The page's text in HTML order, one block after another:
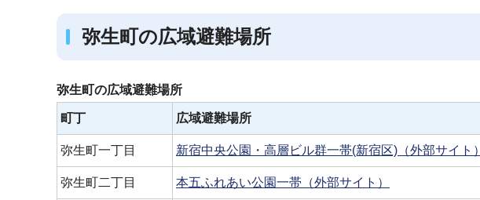
弥生町の広域避難場所
弥生町の広域避難場所
町丁 広域避難場所
弥生町一丁目 新宿中央公園・高層ビル群一帯(新宿区)（外部サイト）
弥生町二丁目 本五ふれあい公園一帯（外部サイト）
ー
シ
ン
こ
こ
か
ら